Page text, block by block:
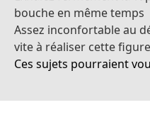
bouche en même temps
Assez inconfortable au
vite à réaliser cette
Ces sujets pourraient